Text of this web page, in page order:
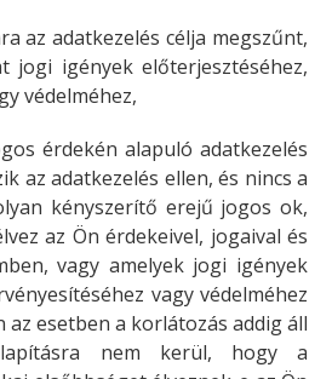
az adatkezelés célja megszűnt,
jogi igények előterjesztéséhez,
védelméhez,
érdekén alapuló adatkezelés
az adatkezelés ellen, és nincs a
kényszerítő erejű jogos ok,
az Ön érdekeivel, jogaival és
vagy amelyek jogi igények
vagy védelméhez
az esetben a korlátozás addig áll
nem kerül, hogy a